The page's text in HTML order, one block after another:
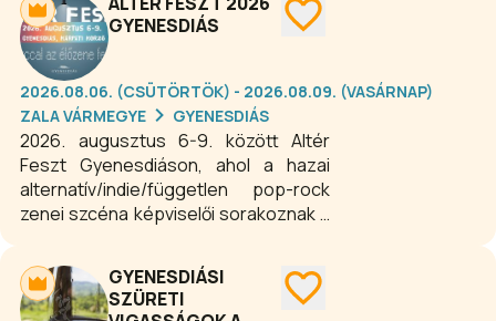
vagy szórakozni szeretnének.
GYENESDIÁS
2026.08.06. (CSÜTÖRTÖK) - 2026.08.09. (VASÁRNAP)
ZALA VÁRMEGYE
GYENESDIÁS
2026. augusztus 6-9. között Altér
Feszt Gyenesdiáson, ahol a hazai
alternatív/indie/független pop-rock
zenei szcéna képviselői sorakoznak a
változatos stílusban! Izgalmas, nagy
nevű fellépők, fergeteges hangulat,
szuper koncertek a nyár legforróbb
GYENESDIÁSI
SZÜRETI